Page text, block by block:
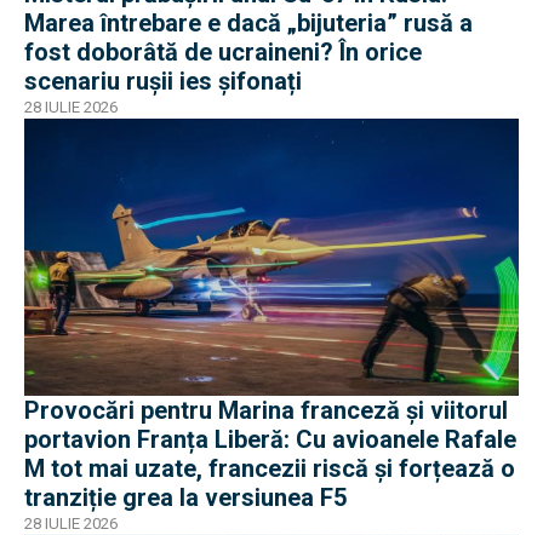
Marea întrebare e dacă „bijuteria” rusă a
fost doborâtă de ucraineni? În orice
scenariu rușii ies șifonați
28 IULIE 2026
Provocări pentru Marina franceză și viitorul
portavion Franța Liberă: Cu avioanele Rafale
M tot mai uzate, francezii riscă și forțează o
tranziție grea la versiunea F5
28 IULIE 2026